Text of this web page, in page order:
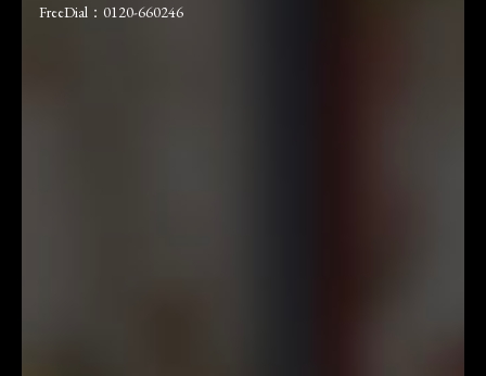
FreeDial：0120-660246